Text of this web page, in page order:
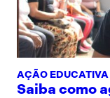
AÇÃO EDUCATIVA
Saiba como